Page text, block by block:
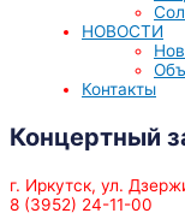
НОВОСТИ
Контакты
Концертный
г. Иркутск, ул.
8 (3952) 24-11-00